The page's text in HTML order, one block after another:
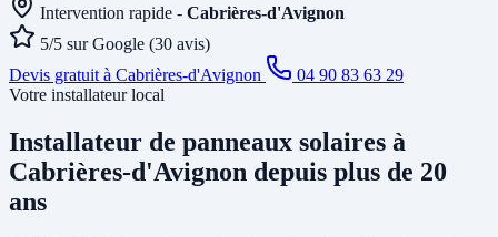
Intervention rapide - Cabrières-d'Avignon
5/5 sur Google (30 avis)
Devis gratuit à Cabrières-d'Avignon
04 90 83 63 29
Votre installateur local
Installateur de panneaux solaires à
Cabrières-d'Avignon depuis plus de 20
ans